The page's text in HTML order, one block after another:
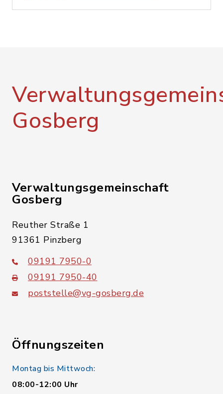
Gosberg
Verwaltungsgemeinschaft
Gosberg
Reuther Straße 1
91361 Pinzberg
09191 7950-0
09191 7950-40
poststelle@vg-gosberg.de
Öffnungszeiten
Montag bis Mittwoch:
08:00-12:00 Uhr